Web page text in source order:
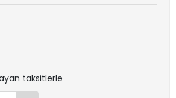
taksitlerle